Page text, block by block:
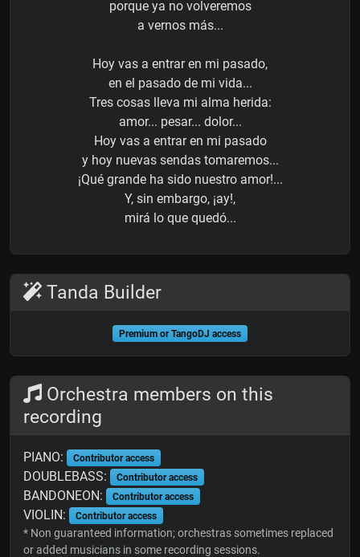
porque ya no volveremos
a vernos más...
Hoy vas a entrar en mi pasado,
en el pasado de mi vida...
Tres cosas lleva mi alma herida:
amor... pesar... dolor...
Hoy vas a entrar en mi pasado
y hoy nuevas sendas tomaremos...
¡Qué grande ha sido nuestro amor!...
Y, sin embargo, ¡ay!,
mirá lo que quedó...
Tanda Builder
Premium or TangoDJ access
Orchestra members on this
recording
PIANO: Contributor access
DOUBLEBASS: Contributor access
BANDONEON: Contributor access
VIOLIN: Contributor access
* Non guaranteed information; orchestras sometimes replaced
or added musicians in some recording sessions.